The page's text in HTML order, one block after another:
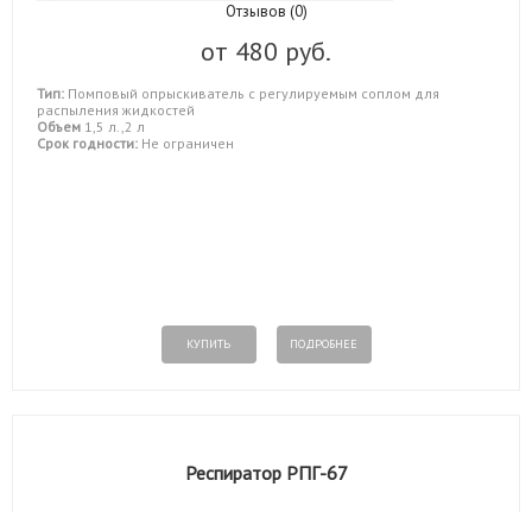
Отзывов (0)
от 480 руб.
Тип: Помповый опрыскиватель с регулируемым соплом для
распыления жидкостей
Объем 1,5 л.,2 л
Срок годности: Не ограничен
КУПИТЬ ПОДРОБНЕЕ
Респиратор РПГ-67